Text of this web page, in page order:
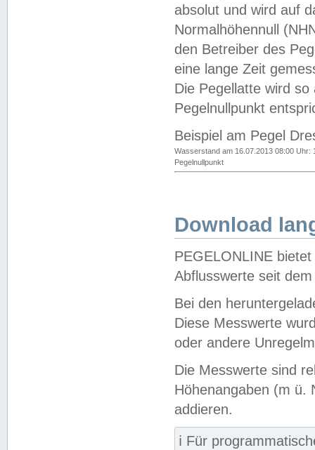
absolut und wird auf
Normalhöhennull
den Betreiber des
eine lange Zeit
Die Pegellatte wird
Pegelnullpunkt
Beispiel am Pegel
Wasserstand am 16.07.2013 08:00 Uhr:
Pegelnullpunkt
Download
PEGELONLINE
Abflusswerte seit
Bei den
Diese Messwerte
oder andere
Die Messwerte sind
Höhenangaben (m ü.
addieren.
ℹ️ Für